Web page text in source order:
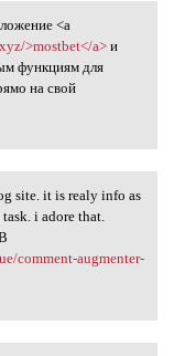
<a
>mostbet</a>и
функциям для
на свой
site. it is realy info as
i adore that.
comment-augmenter-